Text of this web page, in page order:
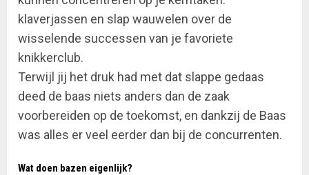
klaverjassen en slap wauwelen over de
wisselende successen van je favoriete
knikkerclub.
Terwijl jij het druk had met dat slappe gedaas
deed de baas niets anders dan de zaak
voorbereiden op de toekomst, en dankzij de Baas
was alles er veel eerder dan bij de concurrenten.
Wat doen bazen eigenlijk?